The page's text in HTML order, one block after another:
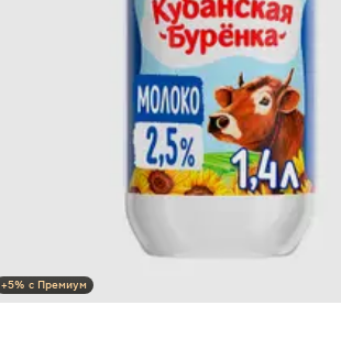
+5% с Премиум